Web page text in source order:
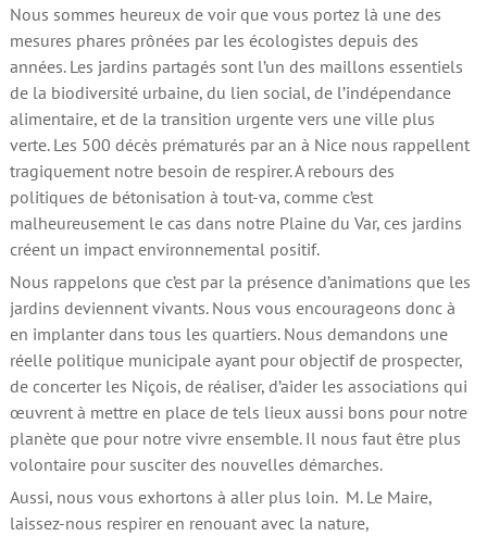
Nous sommes heureux de voir que vous portez là une des
mesures phares prônées par les écologistes depuis des
années. Les jardins partagés sont l’un des maillons essentiels
de la biodiversité urbaine, du lien social, de l’indépendance
alimentaire, et de la transition urgente vers une ville plus
verte. Les 500 décès prématurés par an à Nice nous rappellent
tragiquement notre besoin de respirer. A rebours des
politiques de bétonisation à tout-va, comme c’est
malheureusement le cas dans notre Plaine du Var, ces jardins
créent un impact environnemental positif.
Nous rappelons que c’est par la présence d’animations que les
jardins deviennent vivants. Nous vous encourageons donc à
en implanter dans tous les quartiers. Nous demandons une
réelle politique municipale ayant pour objectif de prospecter,
de concerter les Niçois, de réaliser, d’aider les associations qui
œuvrent à mettre en place de tels lieux aussi bons pour notre
planète que pour notre vivre ensemble. Il nous faut être plus
volontaire pour susciter des nouvelles démarches.
Aussi, nous vous exhortons à aller plus loin. M. Le Maire,
laissez-nous respirer en renouant avec la nature,